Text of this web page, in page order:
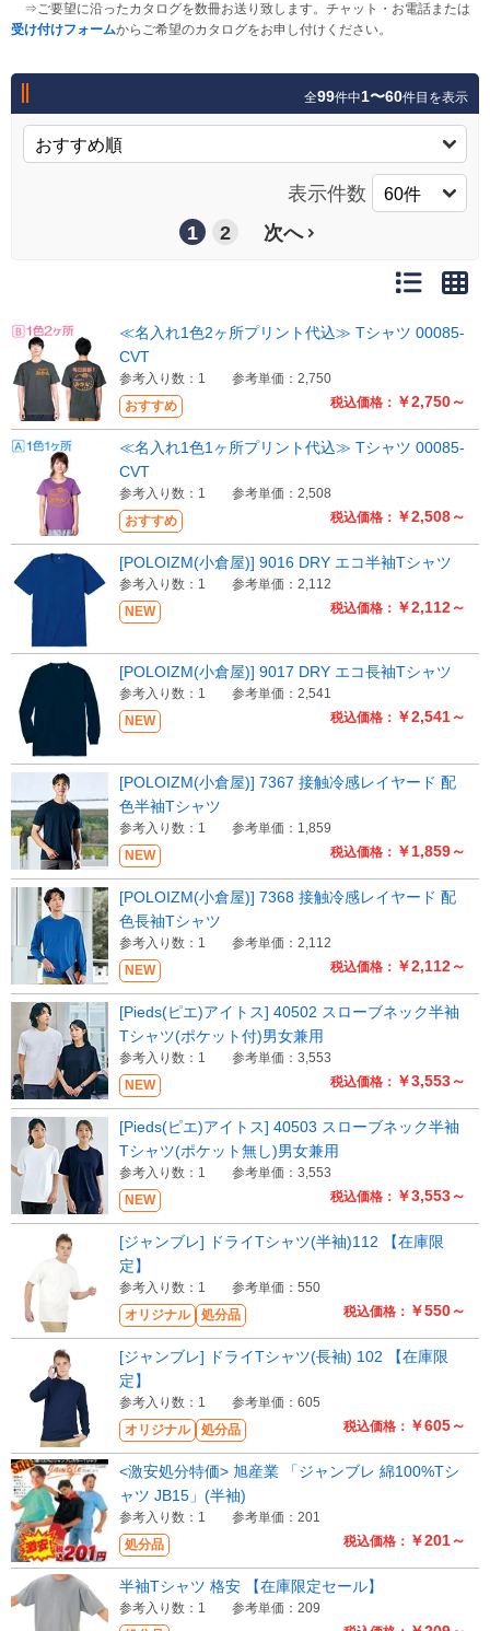
⇒ご要望に沿ったカタログを数冊お送り致します。チャット・お電話または
受け付けフォームからご希望のカタログをお申し付けください。
全99件中1〜60件目を表示
表示件数
1
2 次へ
おすすめ 税込価格： ￥2,750～
≪名入れ1色2ヶ所プリント代込≫ Tシャツ 00085-
CVT
参考入り数：1 参考単価：2,750
おすすめ 税込価格： ￥2,508～
≪名入れ1色1ヶ所プリント代込≫ Tシャツ 00085-
CVT
参考入り数：1 参考単価：2,508
NEW 税込価格： ￥2,112～
[POLOIZM(小倉屋)] 9016 DRY エコ半袖Tシャツ
参考入り数：1 参考単価：2,112
NEW 税込価格： ￥2,541～
[POLOIZM(小倉屋)] 9017 DRY エコ長袖Tシャツ
参考入り数：1 参考単価：2,541
NEW 税込価格： ￥1,859～
[POLOIZM(小倉屋)] 7367 接触冷感レイヤード 配
色半袖Tシャツ
参考入り数：1 参考単価：1,859
NEW 税込価格： ￥2,112～
[POLOIZM(小倉屋)] 7368 接触冷感レイヤード 配
色長袖Tシャツ
参考入り数：1 参考単価：2,112
NEW 税込価格： ￥3,553～
[Pieds(ピエ)アイトス] 40502 スローブネック半袖
Tシャツ(ポケット付)男女兼用
参考入り数：1 参考単価：3,553
NEW 税込価格： ￥3,553～
[Pieds(ピエ)アイトス] 40503 スローブネック半袖
Tシャツ(ポケット無し)男女兼用
参考入り数：1 参考単価：3,553
オリジナル 処分品 税込価格： ￥550～
[ジャンブレ] ドライTシャツ(半袖)112 【在庫限
定】
参考入り数：1 参考単価：550
オリジナル 処分品 税込価格： ￥605～
[ジャンブレ] ドライTシャツ(長袖) 102 【在庫限
定】
参考入り数：1 参考単価：605
処分品 税込価格： ￥201～
<激安処分特価> 旭産業 「ジャンブレ 綿100%Tシ
ャツ JB15」(半袖)
参考入り数：1 参考単価：201
半袖Tシャツ 格安 【在庫限定セール】
参考入り数：1 参考単価：209